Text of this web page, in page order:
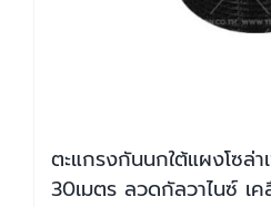
ตะแกรงกันนกใต้แผงโซล่
30เมตร ลวดกัลวาไนซ์ เ